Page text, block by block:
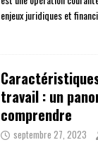
enjeux juridiques et
travail : un
comprendre
septembre 27, 2023